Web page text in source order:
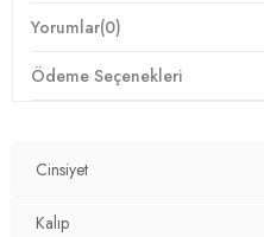
Üretim Yeri :
Türkiye
3DY15412001.17
Yorumlar(0)
Ödeme Seçenekleri
Cinsiyet
Kalıp